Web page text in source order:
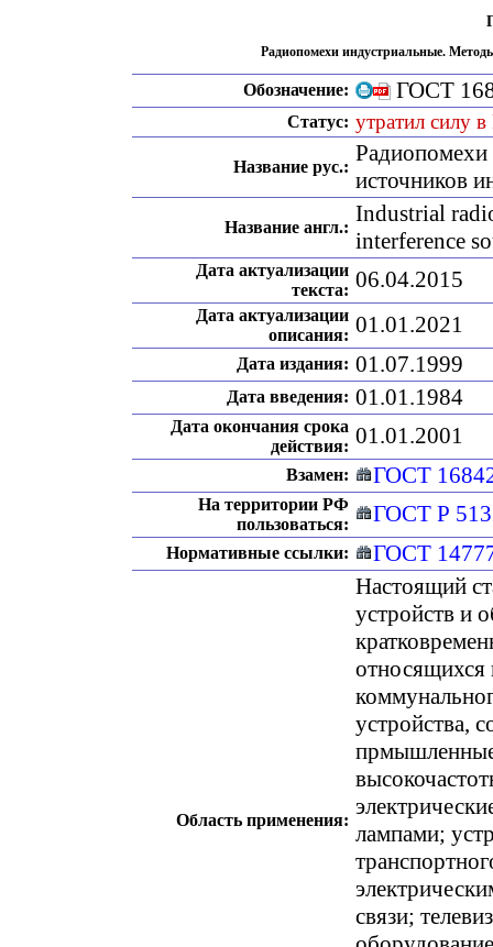
Радиопомехи индустриальные.
Обозначение: ГОСТ
Статус: утратил силу
Название рус.:
источников
Название англ.:
Industrial
interference
Дата актуализации
текста: 06.04.2015
Дата актуализации
описания: 01.01.2021
Дата издания: 01.07.1999
Дата введения: 01.01.1984
Дата окончания срока
действия: 01.01.2001
Взамен: ГОСТ
На территории РФ
пользоваться:
ГОСТ Р
Нормативные ссылки: ГОСТ
Область применения:
Настоящий
устройств и
относящихся
устройства,
лампами;
связи;